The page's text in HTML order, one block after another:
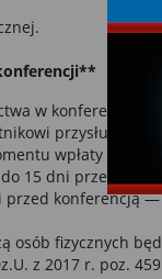
w konferencji
przysługuje
wpłaty do 30
15 dni przed
konferencją
osób fizycznych
z 2017 r. poz.